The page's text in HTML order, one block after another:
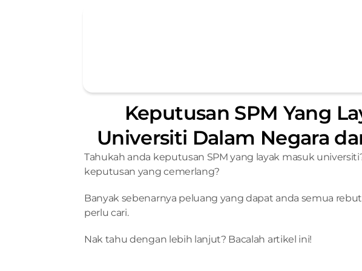
Keputusan SPM Yang
Universiti Dalam Negara
Tahukah anda keputusan SPM yang layak masuk
keputusan yang cemerlang?
Banyak sebenarnya peluang yang dapat anda semua
perlu cari.
Nak tahu dengan lebih lanjut? Bacalah artikel ini!